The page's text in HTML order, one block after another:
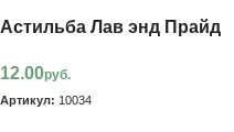
Астильба Лав энд Прайд
12.00руб.
Артикул: 10034